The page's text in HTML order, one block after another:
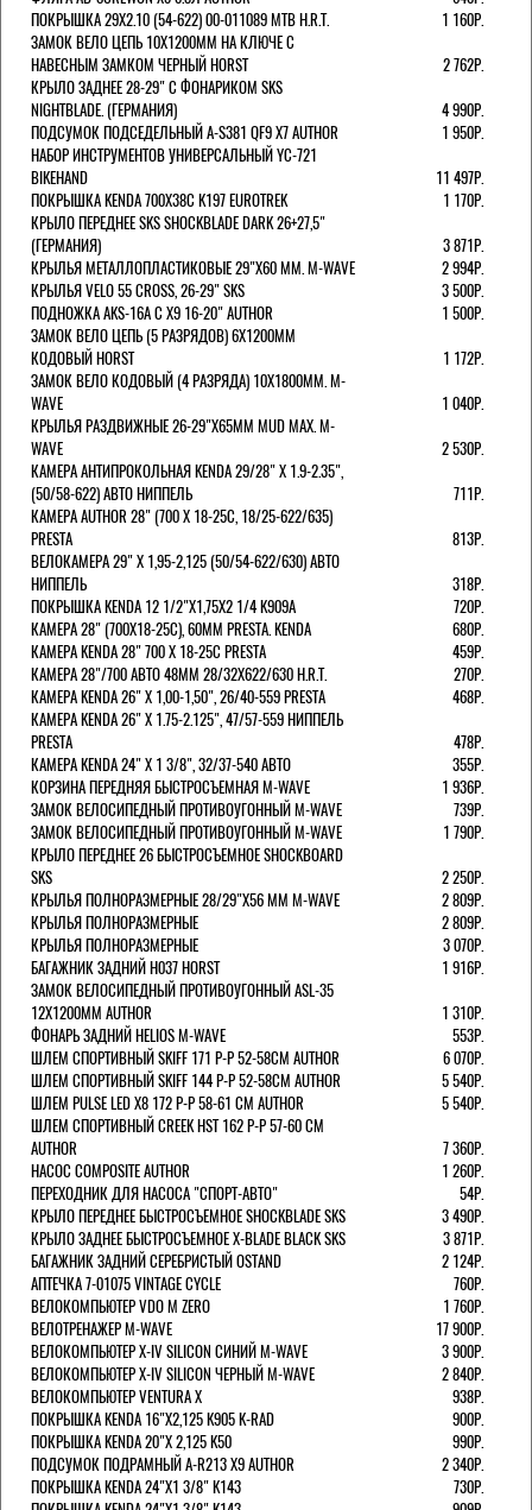
ПОКРЫШКА 29X2.10 (54-622) 00-011089 MTB H.R.T.
1 160Р.
ЗАМОК ВЕЛО ЦЕПЬ 10Х1200ММ НА КЛЮЧЕ С
НАВЕСНЫМ ЗАМКОМ ЧЕРНЫЙ HORST
2 762Р.
КРЫЛО ЗАДНЕЕ 28-29" С ФОНАРИКОМ SKS
NIGHTBLADE. (ГЕРМАНИЯ)
4 990Р.
ПОДСУМОК ПОДСЕДЕЛЬНЫЙ A-S381 QF9 X7 AUTHOR
1 950Р.
НАБОР ИНСТРУМЕНТОВ УНИВЕРСАЛЬНЫЙ YC-721
BIKEHAND
11 497Р.
ПОКРЫШКА KENDA 700Х38С K197 EUROTREK
1 170Р.
КРЫЛО ПЕРЕДНЕЕ SKS SHOCKBLADE DARK 26+27,5"
(ГЕРМАНИЯ)
3 871Р.
КРЫЛЬЯ МЕТАЛЛОПЛАСТИКОВЫЕ 29"Х60 ММ. M-WAVE
2 994Р.
КРЫЛЬЯ VELO 55 CROSS, 26-29" SKS
3 500Р.
ПОДНОЖКА AKS-16A C X9 16-20" AUTHOR
1 500Р.
ЗАМОК ВЕЛО ЦЕПЬ (5 РАЗРЯДОВ) 6Х1200ММ
КОДОВЫЙ HORST
1 172Р.
ЗАМОК ВЕЛО КОДОВЫЙ (4 РАЗРЯДА) 10Х1800ММ. M-
WAVE
1 040Р.
КРЫЛЬЯ РАЗДВИЖНЫЕ 26-29"Х65ММ MUD MAX. M-
WAVE
2 530Р.
КАМЕРА АНТИПРОКОЛЬНАЯ KENDA 29/28" Х 1.9-2.35",
(50/58-622) АВТО НИППЕЛЬ
711Р.
КАМЕРА AUTHOR 28" (700 Х 18-25С, 18/25-622/635)
PRESTA
813Р.
ВЕЛОКАМЕРА 29" X 1,95-2,125 (50/54-622/630) АВТО
НИППЕЛЬ
318Р.
ПОКРЫШКА KENDA 12 1/2"Х1,75X2 1/4 K909A
720Р.
КАМЕРА 28" (700Х18-25С), 60ММ PRESTA. KENDA
680Р.
КАМЕРА KENDA 28" 700 Х 18-25С PRESTA
459Р.
КАМЕРА 28"/700 АВТО 48ММ 28/32Х622/630 H.R.T.
270Р.
КАМЕРА KENDA 26" Х 1,00-1,50", 26/40-559 PRESTA
468Р.
КАМЕРА KENDA 26" Х 1.75-2.125", 47/57-559 НИППЕЛЬ
PRESTA
478Р.
КАМЕРА KENDA 24" Х 1 3/8", 32/37-540 АВТО
355Р.
КОРЗИНА ПЕРЕДНЯЯ БЫСТРОСЪЕМНАЯ M-WAVE
1 936Р.
ЗАМОК ВЕЛОСИПЕДНЫЙ ПРОТИВОУГОННЫЙ M-WAVE
739Р.
ЗАМОК ВЕЛОСИПЕДНЫЙ ПРОТИВОУГОННЫЙ M-WAVE
1 790Р.
КРЫЛО ПЕРЕДНЕЕ 26 БЫСТРОСЪЕМНОЕ SHOCKBOARD
SKS
2 250Р.
КРЫЛЬЯ ПОЛНОРАЗМЕРНЫЕ 28/29"Х56 ММ M-WAVE
2 809Р.
КРЫЛЬЯ ПОЛНОРАЗМЕРНЫЕ
2 809Р.
КРЫЛЬЯ ПОЛНОРАЗМЕРНЫЕ
3 070Р.
БАГАЖНИК ЗАДНИЙ H037 HORST
1 916Р.
ЗАМОК ВЕЛОСИПЕДНЫЙ ПРОТИВОУГОННЫЙ ASL-35
12Х1200ММ AUTHOR
1 310Р.
ФОНАРЬ ЗАДНИЙ HELIOS M-WAVE
553Р.
ШЛЕМ СПОРТИВНЫЙ SKIFF 171 Р-Р 52-58СМ AUTHOR
6 070Р.
ШЛЕМ СПОРТИВНЫЙ SKIFF 144 Р-Р 52-58СМ AUTHOR
5 540Р.
ШЛЕМ PULSE LED X8 172 Р-Р 58-61 СМ AUTHOR
5 540Р.
ШЛЕМ СПОРТИВНЫЙ CREEK HST 162 Р-Р 57-60 СМ
AUTHOR
7 360Р.
НАСОС COMPOSITE AUTHOR
1 260Р.
ПЕРЕХОДНИК ДЛЯ НАСОСА "СПОРТ-АВТО"
54Р.
КРЫЛО ПЕРЕДНЕЕ БЫСТРОСЪЕМНОЕ SHOCKBLADE SKS
3 490Р.
КРЫЛО ЗАДНЕЕ БЫСТРОСЪЕМНОЕ X-BLADE BLACK SKS
3 871Р.
БАГАЖНИК ЗАДНИЙ СЕРЕБРИСТЫЙ OSTAND
2 124Р.
АПТЕЧКА 7-01075 VINTAGE CYCLE
760Р.
ВЕЛОКОМПЬЮТЕР VDO M ZERO
1 760Р.
ВЕЛОТРЕНАЖЕР M-WAVE
17 900Р.
ВЕЛОКОМПЬЮТЕР X-IV SILICON СИНИЙ M-WAVE
3 900Р.
ВЕЛОКОМПЬЮТЕР X-IV SILICON ЧЕРНЫЙ M-WAVE
2 840Р.
ВЕЛОКОМПЬЮТЕР VENTURA Х
938Р.
ПОКРЫШКА KENDA 16"Х2,125 K905 K-RAD
900Р.
ПОКРЫШКА KENDA 20"Х 2,125 K50
990Р.
ПОДСУМОК ПОДРАМНЫЙ A-R213 X9 AUTHOR
2 340Р.
ПОКРЫШКА KENDA 24"Х1 3/8" K143
730Р.